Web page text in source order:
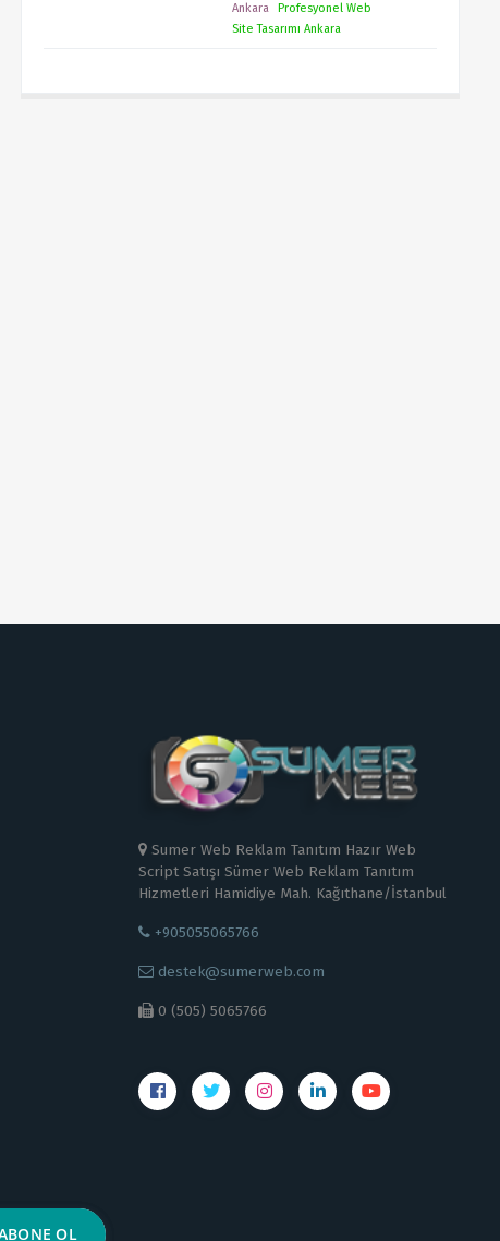
Ankara
Profesyonel Web
Site Tasarımı Ankara
Sumer Web Reklam Tanıtım Hazır Web
Script Satışı Sümer Web Reklam Tanıtım
Hizmetleri Hamidiye Mah. Kağıthane/İstanbul
+905055065766
destek@sumerweb.com
0 (505) 5065766